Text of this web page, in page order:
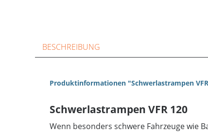
BESCHREIBUNG
Produktinformationen "Schwerlastrampen
Schwerlastrampen VFR 120
Wenn besonders schwere Fahrzeuge wie